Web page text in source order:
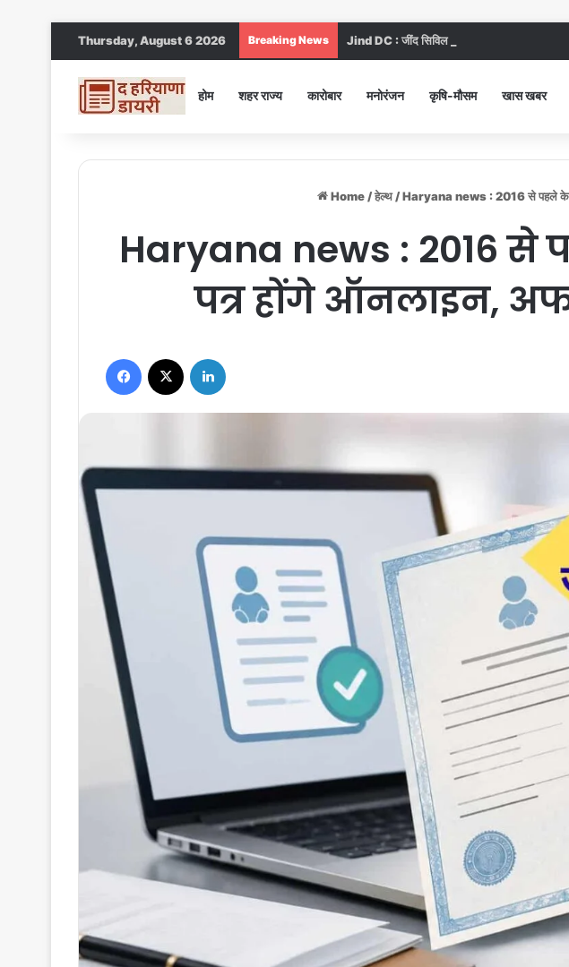
Thursday, August 6 2026 Breaking News Jind DC : जींद सिविल अस्पताल में गंदगी देख
होम शहर राज्य कारोबार मनोरंजन कृषि-मौसम खास खबर
Home /हेल्थ /Haryana news : 2016 से पहले के
Haryana news : 2016 से
पत्र होंगे ऑनलाइन,
Facebook